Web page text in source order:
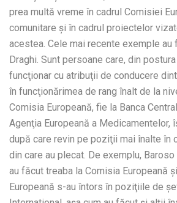
prea multă vreme în cadrul Comisiei
comunitare şi în cadrul proiectelor
acestea. Cele mai recente exemple au
Draghi. Sunt persoane care, din
funcţionar cu atribuţii de conducere
în funcţionărimea de rang înalt de la
Comisia Europeană, fie la Banca
Agenţia Europeană a Medicamentelor,
după care revin pe poziţii mai înalte în
din care au plecat. De exemplu,
au făcut treaba la Comisia Europeană
Europeană s-au întors în poziţiile de